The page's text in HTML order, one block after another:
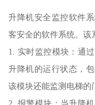
升降机安全监控软件
客安全的软件系统。该
1. 实时监控模块：通
升降机的运行状态，
该模块还能监测电梯的